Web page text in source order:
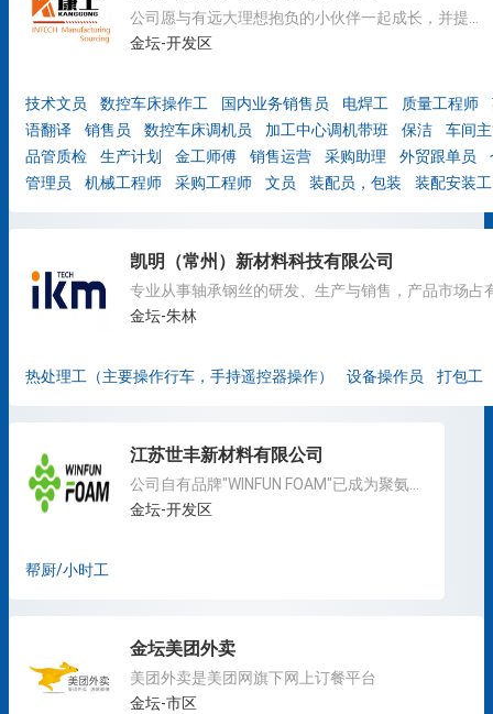
金坛-开发区
技术文员 数控车床操作工 国内业务销售员 电焊工 质量工程师
语翻译
销售员 数控车床调机员 加工中心调机带班 保洁
车间
品管质检
生产计划 金工师傅 销售运营 采购助理 外贸跟单员
管理员
机械工程师 采购工程师 文员 装配员，包装 装配安装工
凯明（常州）新材料科技有限公司
金坛-朱林
热处理工（主要操作行车，手持遥控器操作） 设备操作员 打包工
江苏世丰新材料有限公司
金坛-开发区
帮厨/小时工
金坛美团外卖
美团外卖是美团网旗下网上订餐平台
金坛-市区